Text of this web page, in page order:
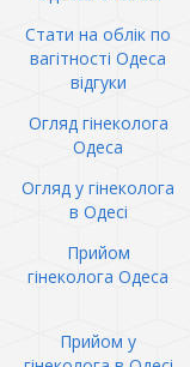
Стати на облік по
вагітності Одеса
відгуки
Огляд гінеколога
Одеса
Огляд у гінеколога
в Одесі
Прийом
гінеколога Одеса
Прийом у